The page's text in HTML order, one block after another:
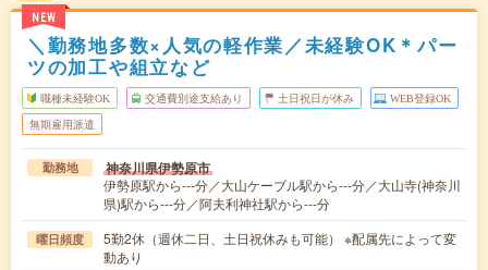
NEW
＼勤務地多数×人気の軽作業／未経験OK＊パー
ツの加工や組立など
職種未経験OK 交通費別途支給あり 土日祝日が休み WEB登録OK
無期雇用派遣
勤務地 神奈川県伊勢原市
伊勢原駅から---分／大山ケーブル駅から---分／大山寺(神奈川
県)駅から---分／阿夫利神社駅から---分
曜日頻度
5勤2休（週休二日、土日祝休みも可能） ※配属先によって変
動あり